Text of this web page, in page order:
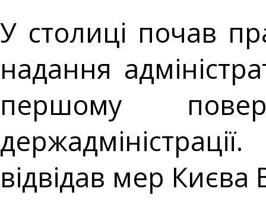
У столиці почав
надання
першому
відвідав мер Києва